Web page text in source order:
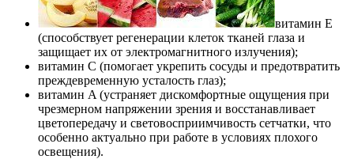
витамин E
(способствует регенерации клеток тканей глаза и
защищает их от электромагнитного излучения);
витамин C (помогает укрепить сосуды и предотвратить
преждевременную усталость глаз);
витамин A (устраняет дискомфортные ощущения при
чрезмерном напряжении зрения и восстанавливает
цветопередачу и световосприимчивость сетчатки, что
особенно актуально при работе в условиях плохого
освещения).